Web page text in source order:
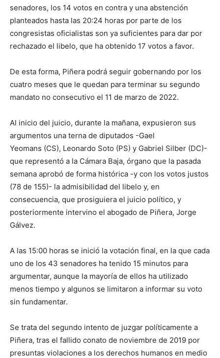
senadores, los 14 votos en contra y una abstención
planteados hasta las 20:24 horas por parte de los
congresistas oficialistas son ya suficientes para dar por
rechazado el libelo, que ha obtenido 17 votos a favor.
De esta forma, Piñera podrá seguir gobernando por los
cuatro meses que le quedan para terminar su segundo
mandato no consecutivo el 11 de marzo de 2022.
Al inicio del juicio, durante la mañana, expusieron sus
argumentos una terna de diputados -Gael
Yeomans (CS), Leonardo Soto (PS) y Gabriel Silber (DC)-
que representó a la Cámara Baja, órgano que la pasada
semana aprobó de forma histórica -y con los votos justos
(78 de 155)- la admisibilidad del libelo y, en
consecuencia, que prosiguiera el juicio político, y
posteriormente intervino el abogado de Piñera, Jorge
Gálvez.
A las 15:00 horas se inició la votación final, en la que cada
uno de los 43 senadores ha tenido 15 minutos para
argumentar, aunque la mayoría de ellos ha utilizado
menos tiempo y algunos se limitaron a informar su voto
sin fundamentar.
Se trata del segundo intento de juzgar políticamente a
Piñera, tras el fallido conato de noviembre de 2019 por
presuntas violaciones a los derechos humanos en medio